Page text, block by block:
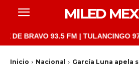
MILED
93.5 FM | TULANCINGO 97.1
Inicio Nacional
García Luna apela